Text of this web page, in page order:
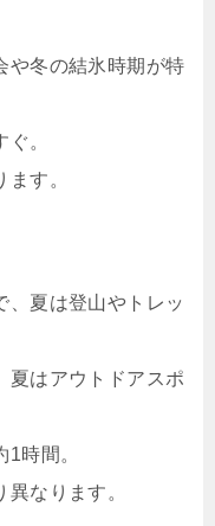
や冬の結氷時期が特
。​
す。​
、夏は登山やトレッ
夏はアウトドアスポ
時間。​
なります。​